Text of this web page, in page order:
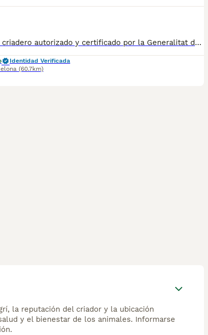
✅ Somos un criadero autorizado y certificado por la Generalitat de Catalunya. PARA MÁS INFORMACIÓN: ☎️ 933095977 📱 685878504 / 674320847 💻 www.aquanatura.es 🚙 Hacemos envíos 📌 Calle Roger de Flor 45, muy cerca del Arc de Triomf de Barcelona, de Lunes a Sábados. Se entregan con la mayoría de sus vacunas, desparasitados interna y externamente, con microchip y su registro, cartilla sanitaria y contrato de garantías, bajo la supervisión de nuestro equipo veterinario. AQUANATURA
Identidad Verificada
(60.7km)
la reputación del criador y la ubicación
y el bienestar de los animales. Informarse